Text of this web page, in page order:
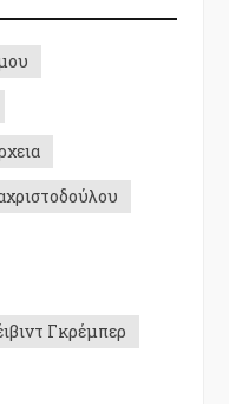
Γκρέμπερ